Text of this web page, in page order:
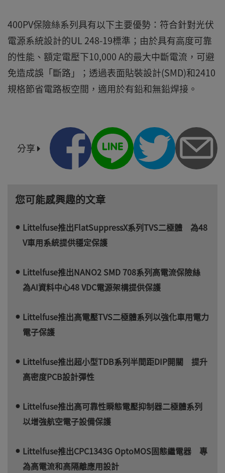
400PV保險絲系列具有以下主要優勢：符合針對光伏
電源系統設計的UL 248-19標準；由於具有高度可靠
的性能、額定電壓下10,000 A的最大中斷電流，可避
免造成誤「斷路」；透過表面貼裝設計(SMD)和2410
規格節省電路板空間，適用於有鉛和無鉛焊接。
分享
您可能感興趣的文章
Littelfuse推出FlatSuppressX系列TVS二極體 為48
V車用系統提供穩定保護
Littelfuse推出NANO2 SMD 708系列高電流保險絲
為AI資料中心48 VDC電源架構提供保護
Littelfuse推出高電壓TVS二極體系列以強化車用電力
電子保護
Littelfuse推出超小型TDB系列半間距DIP開關 提升
高密度PCB設計彈性
Littelfuse推出高可靠性瞬態電壓抑制器二極體系列
以增強航空電子設備保護
Littelfuse推出CPC1343G OptoMOS固態繼電器 專
為高電流和高隔離應用設計